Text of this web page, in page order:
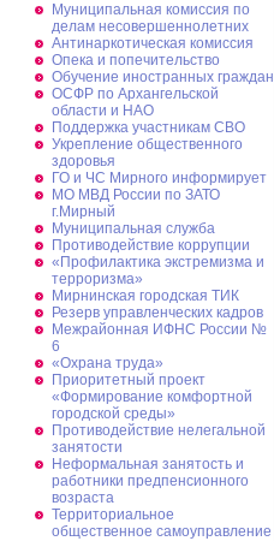
Муниципальная комиссия по
делам несовершеннолетних
Антинаркотическая комиссия
Опека и попечительство
Обучение иностранных граждан
ОСФР по Архангельской
области и НАО
Поддержка участникам СВО
Укрепление общественного
здоровья
ГО и ЧС Мирного информирует
МО МВД России по ЗАТО
г.Мирный
Муниципальная cлужба
Противодействие коррупции
«Профилактика экстремизма и
терроризма»
Мирнинская городская ТИК
Резерв управленческих кадров
Межрайонная ИФНС России №
6
«Охрана труда»
Приоритетный проект
«Формирование комфортной
городской среды»
Противодействие нелегальной
занятости
Неформальная занятость и
работники предпенсионного
возраста
Территориальное
общественное самоуправление